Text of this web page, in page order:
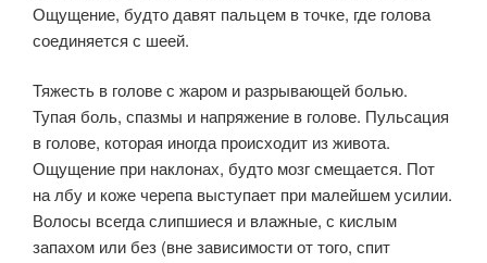
Ощущение, будто давят пальцем в точке, где голова
соединяется с шеей.
Тяжесть в голове с жаром и разрывающей болью.
Тупая боль, спазмы и напряжение в голове. Пульсация
в голове, которая иногда происходит из живота.
Ощущение при наклонах, будто мозг смещается. Пот
на лбу и коже черепа выступает при малейшем усилии.
Волосы всегда слипшиеся и влажные, с кислым
запахом или без (вне зависимости от того, спит